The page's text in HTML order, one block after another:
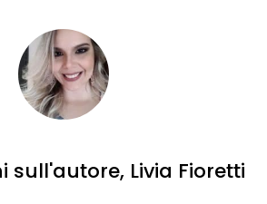
sull'autore, Livia Fioretti